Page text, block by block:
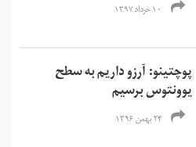
۱۰ خرداد ۱۳۹۷
پوچتینو: آرزو داریم به سطح
یوونتوس برسیم
۲۴ بهمن ۱۳۹۶